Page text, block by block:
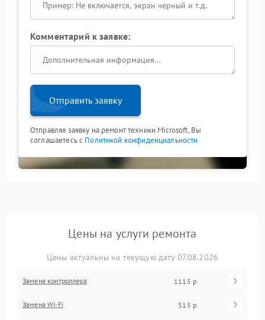
Комментарий к заявке:
Отправить заявку
Отправляя заявку на ремонт техники Microsoft, Вы
соглашаетесь с Политикой конфиденциальности
Цены на услуги ремонта
Цены актуальны на текущую дату 07.08.2026
Замена контроллера 1115 р
Замена Wi-Fi 515 р